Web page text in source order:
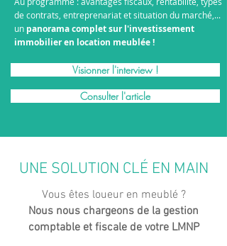
de contrats, entreprenariat et situation du marché,...
un panorama complet sur l'investissement
immobilier en location meublée !
Visionner l'interview !
Consulter l'article
UNE SOLUTION CLÉ EN MAIN
Vous êtes loueur en meublé ?
Nous nous chargeons de la gestion
comptable et fiscale de votre LMNP